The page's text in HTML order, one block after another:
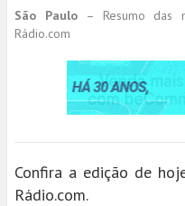
São Paulo
– Resumo das
Rádio.com
Confira a edição de
Rádio.com.